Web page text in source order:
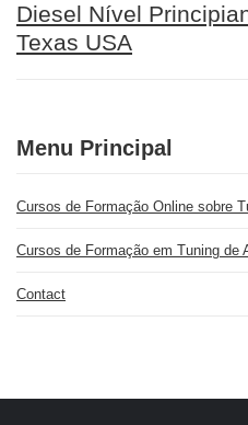
Diesel Nível
Texas USA
Menu Principal
Cursos de Formação Online sobre
Cursos de Formação em Tuning de
Contact